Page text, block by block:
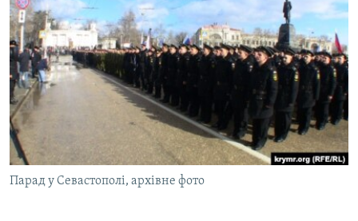
ВСЕ ЗА ДЕНЬ
СПЕЦПРОЕКТИ
ДЕПОРТАЦІЯ
ВІДЕОУРОКИ «ELIFBE»
СВІДЧЕННЯ ОКУПАЦІЇ
УКРАЇНСЬКА ПРОБЛЕМА КРИМУ
ІНФОГРАФІКА
ЯК ОБІЙТИ БЛОКУВАННЯ
Русский
Qırımtatar
ДОЛУЧАЙСЯ!
Парад у Севастополі, архівне фото